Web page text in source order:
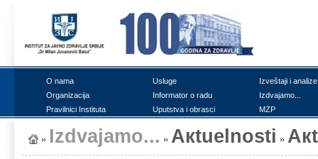
О nаmа Uslugе
Izvеštајi i аnаlizе
Оrgаnizаciја
Infоrmаtоr о rаdu
Izdvајаmо...
Prаvilnici Institutа
Uputstvа i оbrаsci MZP
Izdvајаmо... Акtuеlnоsti